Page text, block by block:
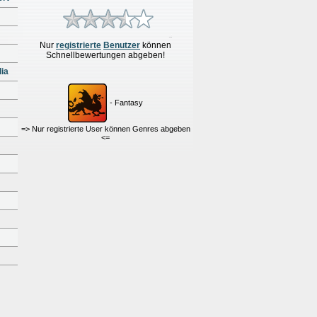
Nur registrierte Benutzer können
Schnellbewertungen abgeben!
- Fantasy
=> Nur registrierte User können Genres abgeben
<=